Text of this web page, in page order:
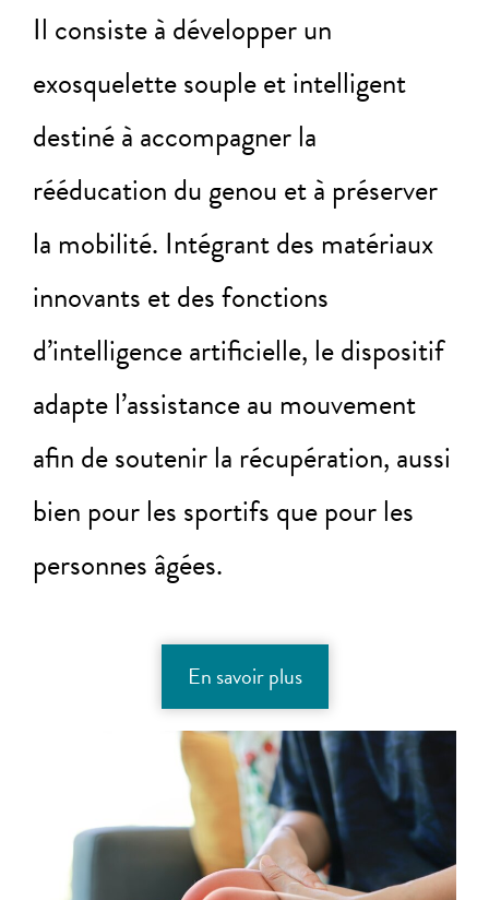
Il consiste à développer un
exosquelette souple et intelligent
destiné à accompagner la
rééducation du genou et à préserver
la mobilité. Intégrant des matériaux
innovants et des fonctions
d’intelligence artificielle, le dispositif
adapte l’assistance au mouvement
afin de soutenir la récupération, aussi
bien pour les sportifs que pour les
personnes âgées.
En savoir plus